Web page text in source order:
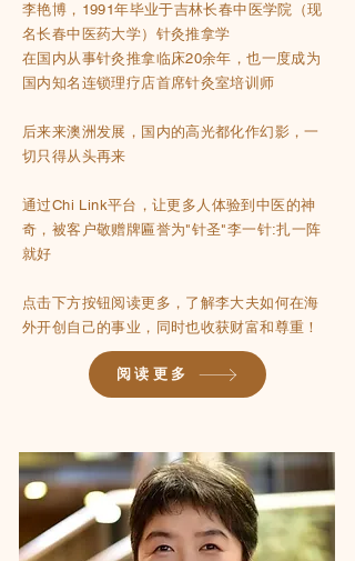
李艳博，1991年毕业于吉林长春中医学院（现
名长春中医药大学）针灸推拿学
在国内从事针灸推拿临床20余年，也一度成为
国内知名连锁理疗店首席针灸室培训师
后来来澳洲发展，国内的高光都化作幻影，一
切只得从头再来
通过Chi Link平台，让更多人体验到中医的神
奇，被客户敬赠牌匾誉为"针圣"李一针:扎一阵
就好
点击下方按钮阅读更多，了解李大夫如何在海
外开创自己的事业，同时也收获财富和尊重！
阅读更多